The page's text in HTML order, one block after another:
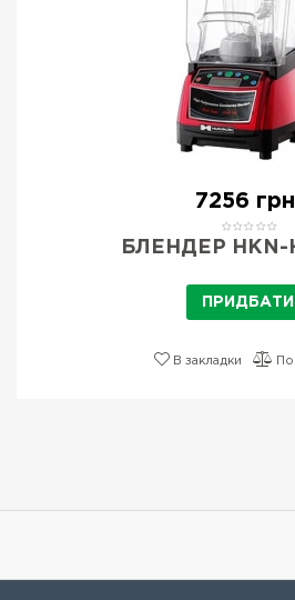
7256
БЛЕНДЕР HKN-
ПРИДБАТИ
В закладки